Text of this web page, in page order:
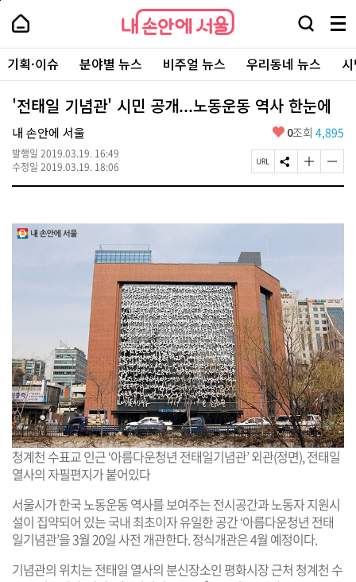
본
로
가
기
내
손
안
에
서
울
-
서
울
시
대
표
소
털
내
손
에
서
울
검
창
열
기
메
뉴
전
체
보
주
요
서
기획·이슈 분야별 뉴스 비주얼 뉴스 우리동네 뉴스
'전태일 기념관' 시민 공개...노동운동 역사 한눈에
내 손안에 서울
발행일 2019.03.19. 16:49
수정일 2019.03.19. 18:06
좋
요
0조회 4,895
페
이
R
L
복
사
S
N
유
글
자
크
글
자
작
청계천 수표교 인근 ‘아름다운청년 전태일기념관’ 외관(정면), 전태일
열사의 자필편지가 붙어있다
서울시가 한국 노동운동 역사를 보여주는 전시공간과 노동자 지원시
설이 집약되어 있는 국내 최초이자 유일한 공간 ‘아름다운청년 전태
일기념관’을 3월 20일 사전 개관한다. 정식개관은 4월 예정이다.
기념관의 위치는 전태일 열사의 분신장소인 평화시장 근처 청계천 수
페
상
단
으
로